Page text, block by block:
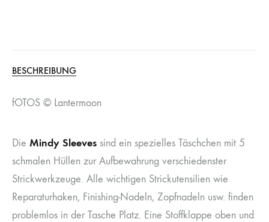
BESCHREIBUNG
fOTOS © Lantermoon
Die Mindy Sleeves sind ein spezielles Täschchen mit 5
schmalen Hüllen zur Aufbewahrung verschiedenster
Strickwerkzeuge. Alle wichtigen Strickutensilien wie
Reparaturhaken, Finishing-Nadeln, Zopfnadeln usw. finden
problemlos in der Tasche Platz. Eine Stoffklappe oben und